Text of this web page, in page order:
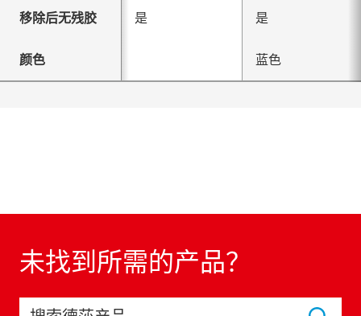
移除后无残胶 是 是
颜色 蓝色
未找到所需的产品？